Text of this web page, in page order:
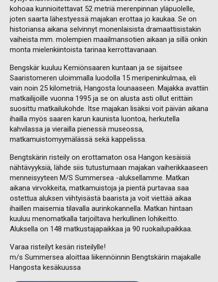
kohoaa kunnioitettavat 52 metriä merenpinnan yläpuolelle,
joten saarta lähestyessä majakan erottaa jo kaukaa. Se on
historiansa aikana selvinnyt monenlaisista dramaattisistakin
vaiheista mm. molempien maailmansotien aikaan ja sillä onkin
monta mielenkiintoista tarinaa kerrottavanaan.
Bengskär kuuluu Kemiönsaaren kuntaan ja se sijaitsee
Saaristomeren uloimmalla luodolla 15 meripeninkulmaa, eli
vain noin 25 kilometriä, Hangosta lounaaseen. Majakka avattiin
matkailijoille vuonna 1995 ja se on alusta asti ollut erittäin
suosittu matkailukohde. Itse majakan lisäksi voit päivän aikana
ihailla myös saaren karun kaunista luontoa, herkutella
kahvilassa ja vierailla pienessä museossa,
matkamuistomyymälässä sekä kappelissa.
Bengtskärin risteily on erottamaton osa Hangon kesäisiä
nähtävyyksiä, lähde siis tutustumaan majakan vaiherikkaaseen
menneisyyteen M/S Summersea -aluksellamme. Matkan
aikana virvokkeita, matkamuistoja ja pientä purtavaa saa
ostettua aluksen viihtyisästä baarista ja voit viettää aikaa
ihaillen maisemia tilavalla aurinkokannella. Matkan hintaan
kuuluu menomatkalla tarjoiltava herkullinen lohikeitto.
Aluksella on 148 matkustajapaikkaa ja 90 ruokailupaikkaa.
Varaa risteilyt kesän risteilylle!
m/s Summersea aloittaa liikennöinnin Bengtskärin majakalle
Hangosta kesäkuussa